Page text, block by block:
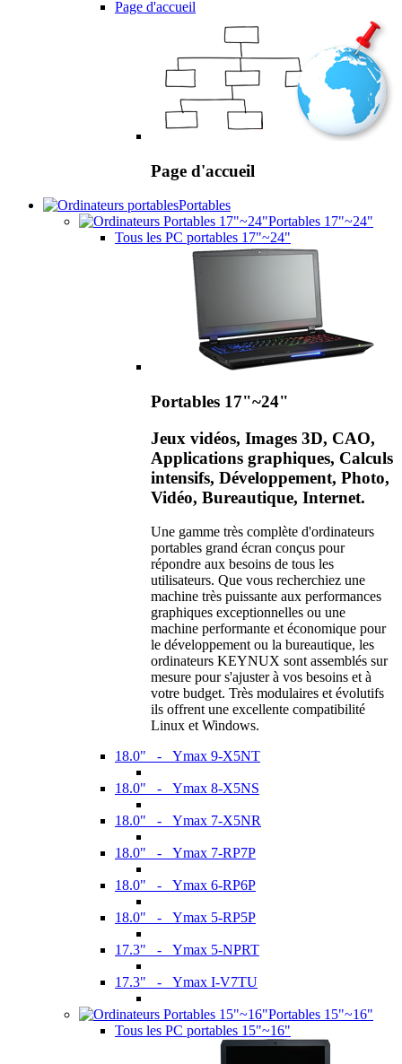
Page d'accueil
Page d'accueil
Portables
Portables 17"~24"
Tous les PC portables 17"~24"
Portables 17"~24"
Jeux vidéos, Images 3D, CAO,
Applications graphiques, Calculs
intensifs, Développement, Photo,
Vidéo, Bureautique, Internet.
Une gamme très complète d'ordinateurs
portables grand écran conçus pour
répondre aux besoins de tous les
utilisateurs. Que vous recherchiez une
machine très puissante aux performances
graphiques exceptionnelles ou une
machine performante et économique pour
le développement ou la bureautique, les
ordinateurs KEYNUX sont assemblés sur
mesure pour s'ajuster à vos besoins et à
votre budget. Très modulaires et évolutifs
ils offrent une excellente compatibilité
Linux et Windows.
18.0" - Ymax 9-X5NT
18.0" - Ymax 8-X5NS
18.0" - Ymax 7-X5NR
18.0" - Ymax 7-RP7P
18.0" - Ymax 6-RP6P
18.0" - Ymax 5-RP5P
17.3" - Ymax 5-NPRT
17.3" - Ymax I-V7TU
Portables 15"~16"
Tous les PC portables 15"~16"